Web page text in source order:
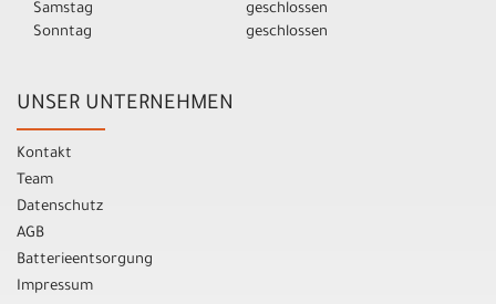
Samstag
geschlossen
Sonntag
geschlossen
UNSER UNTERNEHMEN
Kontakt
Team
Datenschutz
AGB
Batterieentsorgung
Impressum